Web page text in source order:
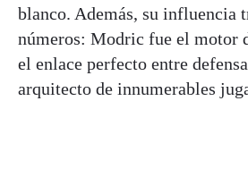
blanco. Además, su influencia
números: Modric fue el motor
el enlace perfecto entre
arquitecto de innumerables